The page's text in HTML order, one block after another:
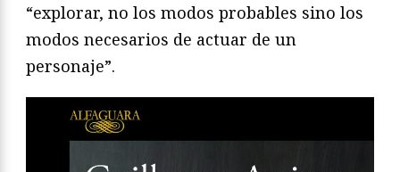
“explorar, no los modos probables sino los
modos necesarios de actuar de un
personaje”.